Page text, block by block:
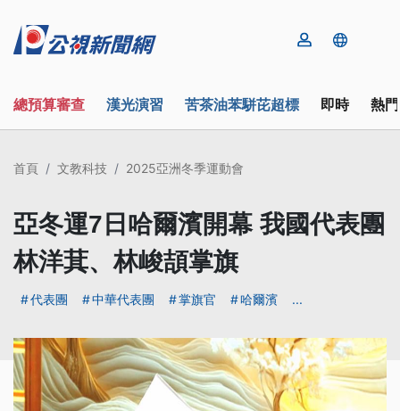
總預算審查 漢光演習 苦茶油苯駢芘超標 即時 熱
首頁 文教科技 2025亞洲冬季運動會
亞冬運7日哈爾濱開幕 我國代表團
林洋萁、林峻頡掌旗
代表團 中華代表團 掌旗官 哈爾濱 ...